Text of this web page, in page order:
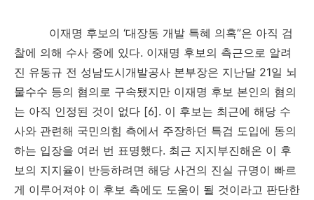
이재명 후보의 ‘대장동 개발 특혜 의혹”은 아직 검
찰에 의해 수사 중에 있다. 이재명 후보의 측근으로 알려
진 유동규 전 성남도시개발공사 본부장은 지난달 21일 뇌
물수수 등의 혐의로 구속됐지만 이재명 후보 본인의 혐의
는 아직 인정된 것이 없다 [6]. 이 후보는 최근에 해당 수
사와 관련해 국민의힘 측에서 주장하던 특검 도입에 동의
하는 입장을 여러 번 표명했다. 최근 지지부진해온 이 후
보의 지지율이 반등하려면 해당 사건의 진실 규명이 빠르
게 이루어져야 이 후보 측에도 도움이 될 것이라고 판단한